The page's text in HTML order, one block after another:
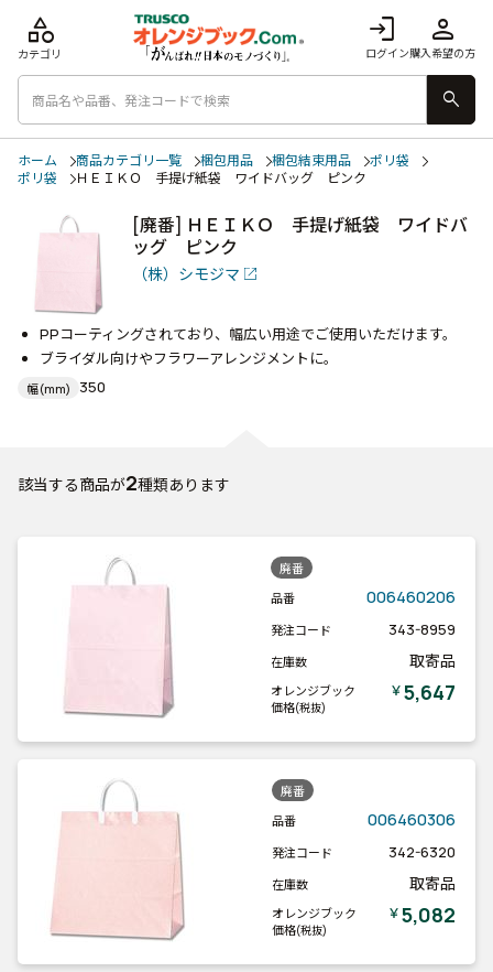
login
ログイン
person
購入希望の方
category
カテゴリ
search
ホーム 商品カテゴリ一覧 梱包用品 梱包結束用品
ポリ袋
ポリ袋
ＨＥＩＫＯ 手提げ紙袋 ワイドバッグ ピンク
[廃番] ＨＥＩＫＯ 手提げ紙袋 ワイドバ
ッグ ピンク
（株）シモジマ
PPコーティングされており、幅広い用途でご使用いただけます。
ブライダル向けやフラワーアレンジメントに。
幅(mm) 350
該当する商品が2種類あります
廃番
品番
006460206
発注コード 343-8959
在庫数 取寄品
オレンジブック
価格(税抜)
￥5,647
廃番
品番
006460306
発注コード 342-6320
在庫数 取寄品
オレンジブック
価格(税抜)
￥5,082